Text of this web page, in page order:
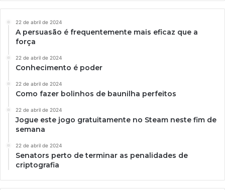
22 de abril de 2024
A persuasão é frequentemente mais eficaz que a
força
22 de abril de 2024
Conhecimento é poder
22 de abril de 2024
Como fazer bolinhos de baunilha perfeitos
22 de abril de 2024
Jogue este jogo gratuitamente no Steam neste fim de
semana
22 de abril de 2024
Senators perto de terminar as penalidades de
criptografia